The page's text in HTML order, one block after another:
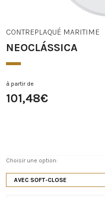
CONTREPLAQUÉ MARITIME
NEOCLÁSSICA
à partir de
101,48€
Choisir une option:
AVEC SOFT-CLOSE